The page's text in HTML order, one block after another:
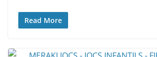
Read More